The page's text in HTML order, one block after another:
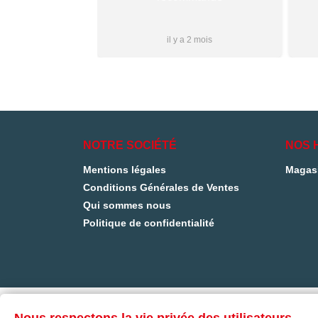
il y a 2 mois
NOTRE SOCIÉTÉ
Mentions légales
Conditions Générales de Ventes
Qui sommes nous
Politique de confidentialité
NOS